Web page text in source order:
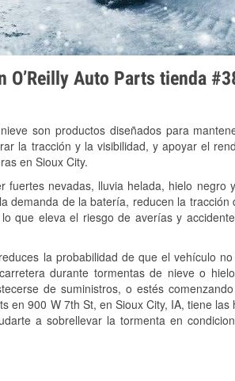
Auto Parts tienda
son productos diseñados para
la tracción y la visibilidad, y apoyar el
en Sioux City.
nevadas, lluvia helada, hielo negro
demanda de la batería, reducen la tracción
que eleva el riesgo de averías y
la probabilidad de que el vehículo
durante tormentas de nieve o
de suministros, o estés
en 900 W 7th St, en Sioux City, IA, tiene las
a sobrellevar la tormenta en